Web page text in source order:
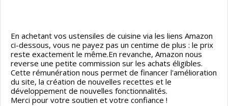
En achetant vos ustensiles de cuisine via les liens Amazon
ci-dessous, vous ne payez pas un centime de plus : le prix
reste exactement le même.En revanche, Amazon nous
reverse une petite commission sur les achats éligibles.
Cette rémunération nous permet de financer l'amélioration
du site, la création de nouvelles recettes et le
développement de nouvelles fonctionnalités.
Merci pour votre soutien et votre confiance !